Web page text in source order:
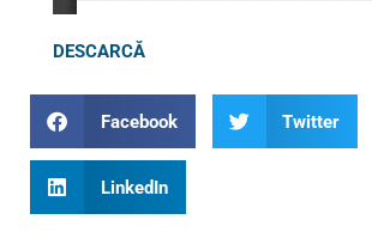
DESCARCĂ
Facebook Twitter
LinkedIn